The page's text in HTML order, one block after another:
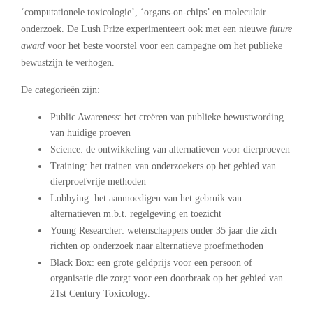
‘computationele toxicologie’, ‘organs-on-chips’ en moleculair
onderzoek. De Lush Prize experimenteert ook met een nieuwe future
award voor het beste voorstel voor een campagne om het publieke
bewustzijn te verhogen.
De categorieën zijn:
Public Awareness: het creëren van publieke bewustwording
van huidige proeven
Science: de ontwikkeling van alternatieven voor dierproeven
Training: het trainen van onderzoekers op het gebied van
dierproefvrije methoden
Lobbying: het aanmoedigen van het gebruik van
alternatieven m.b.t. regelgeving en toezicht
Young Researcher: wetenschappers onder 35 jaar die zich
richten op onderzoek naar alternatieve proefmethoden
Black Box: een grote geldprijs voor een persoon of
organisatie die zorgt voor een doorbraak op het gebied van
21st Century Toxicology.